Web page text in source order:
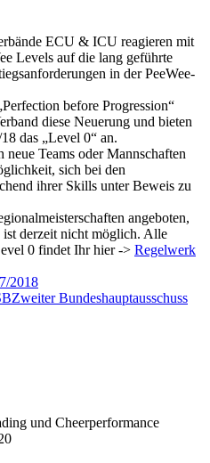
ECU & ICU reagieren mit
Levels auf die lang geführte
in der PeeWee-
before Progression“
diese Neuerung und bieten
das „Level 0“ an.
Teams oder Mannschaften
sich bei den
ihrer Skills unter Beweis zu
angeboten,
derzeit nicht möglich. Alle
0 findet Ihr hier -> Regelwerk
2018
Zweiter Bundeshauptausschuss
und Cheerperformance